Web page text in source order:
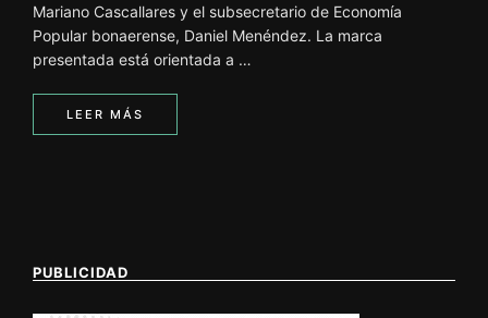
Mariano Cascallares y el subsecretario de Economía
Popular bonaerense, Daniel Menéndez. La marca
presentada está orientada a …
LEER MÁS
PUBLICIDAD